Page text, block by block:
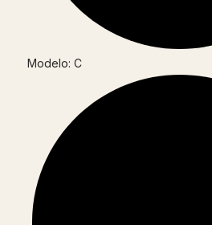
Modelo: C